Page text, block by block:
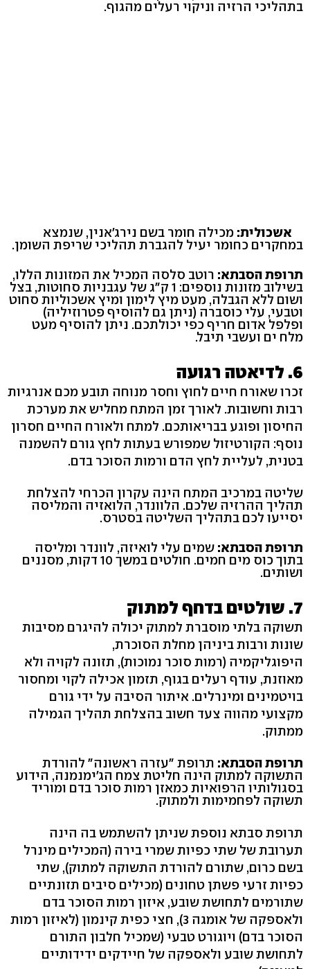
בתהליכי הרזיה וניקוי רעלים מהגוף.
אשכולית: מכילה חומר בשם נירג'אנין, שנמצא
במחקרים כחומר יעיל להגברת תהליכי שריפת השומן.
תרופת הסבתא: רוטב סלסה המכיל את המזונות הללו,
בשילוב מזונות נוספים: 1 ק"ג של עגבניות סחוטות, בצל
ושום ללא הגבלה, מעט מיץ לימון ומיץ אשכוליות סחוט
וטבעי, עלי כוסברה (ניתן גם להוסיף פטרוזיליה)
ופלפל אדום חריף כפי יכולתכם. ניתן להוסיף מעט
מלח ים ועשבי תיבל.
6. לדיאטה רגועה
זכרו שאורח חיים לחוץ וחסר מנוחה תובע מכם אנרגיות
רבות וחשובות. לאורך זמן המתח מחליש את מערכת
החיסון ופוגע בבריאותכם. למתח ולאורח החיים חסרון
נוסף: הקורטיזול שמפורש בעתות לחץ גורם להשמנה
בטנית, לעליית לחץ הדם ורמות הסוכר בדם.
שליטה במרכיב המתח הינה עקרון הכרחי להצלחת
תהליך ההרזיה שלכם. הלוונדר, הלואזיה והמליסה
יסייעו לכם בתהליך השליטה בסטרס.
תרופת הסבתא: שמים עלי לואיזה, לוונדר ומליסה
בתוך כוס מים חמים. חולטים במשך 10 דקות, מסננים
ושותים.
7. שולטים בדחף למתוק
תשוקה בלתי מוסברת למתוק יכולה להיגרם מסיבות
שונות ורבות ביניהן מחלת הסוכרת,
היפוגליקמיה (רמות סוכר נמוכות), תזונה לקויה ולא
מאוזנת, עודף רעלים בגוף, תזמון אכילה לקוי ומחסור
בויטמינים ומינרלים. איתור הסיבה על ידי גורם
מקצועי מהווה צעד חשוב בהצלחת תהליך הגמילה
ממתוק.
תרופת הסבתא: תרופת "עזרה ראשונה" להורדת
התשוקה למתוק הינה חליטת צמח הג'ימנמנה, הידוע
בסגולותיו הרפואיות כמאזן רמות סוכר בדם ומוריד
תשוקה לפחמימות ולמתוק.
תרופת סבתא נוספת שניתן להשתמש בה הינה
תערובת של שתי כפיות שמרי בירה (המכילים מינרל
בשם כרום, שתורם להורדת התשוקה למתוק), שתי
כפיות זרעי פשתן טחונים (מכילים סיבים תזונתיים
שתורמים לתחושת שובע, איזון רמות הסוכר בדם
ולאספקה של אומגה 3), חצי כפית קינמון (לאיזון רמות
הסוכר בדם) ויוגורט טבעי (שמכיל חלבון התורם
לתחושת שובע ולאספקה של חיידקים ידידותיים